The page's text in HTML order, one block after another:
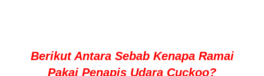
Berikut Antara Sebab Kenapa Ramai
Pakai Penapis Udara Cuckoo?